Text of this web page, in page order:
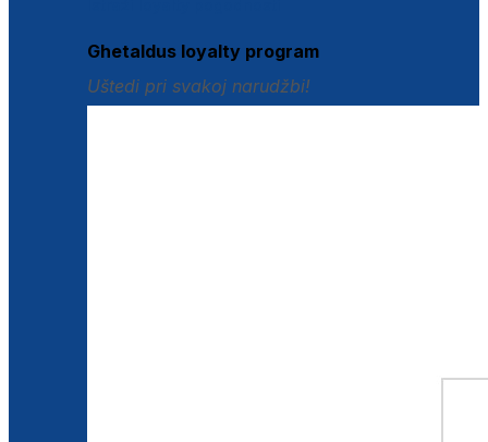
Ghetaldus loyalty program
Uštedi pri svakoj narudžbi!